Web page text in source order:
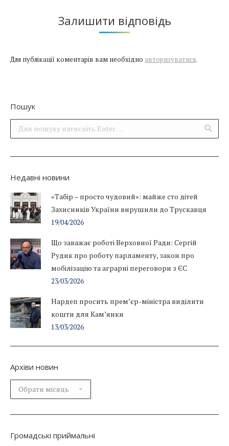
Залишити відповідь
Для публікації коментарів вам необхідно авторизуватися.
Пошук
Поиск:
Недавні новини
«Табір – просто чудовий»: майже сто дітей
Захисників України вирушили до Трускавця
19/04/2026
Що заважає роботі Верховної Ради: Сергій
Рудик про роботу парламенту, закон про
мобілізацію та аграрні переговори з ЄС
23/03/2026
Нардеп просить прем’єр-міністра виділити
кошти для Кам’янки
13/03/2026
Архіви новин
Архіви
новин
Громадські приймальні